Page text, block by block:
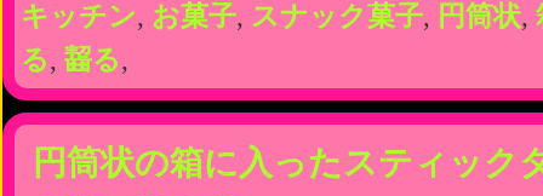
キッチン, お菓子, スナック菓子, 円筒状,
る, 齧る,
円筒状の箱に入ったスティック